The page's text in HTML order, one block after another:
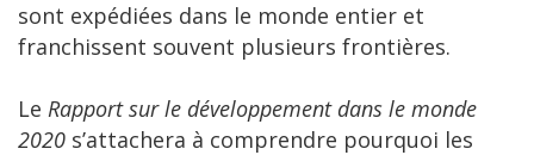
sont expédiées dans le monde entier et
franchissent souvent plusieurs frontières.
Le Rapport sur le développement dans le monde
2020 s’attachera à comprendre pourquoi les